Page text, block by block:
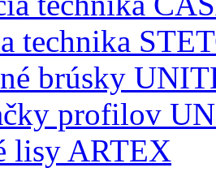
technika
brúsky
profilov
lisy ARTEX